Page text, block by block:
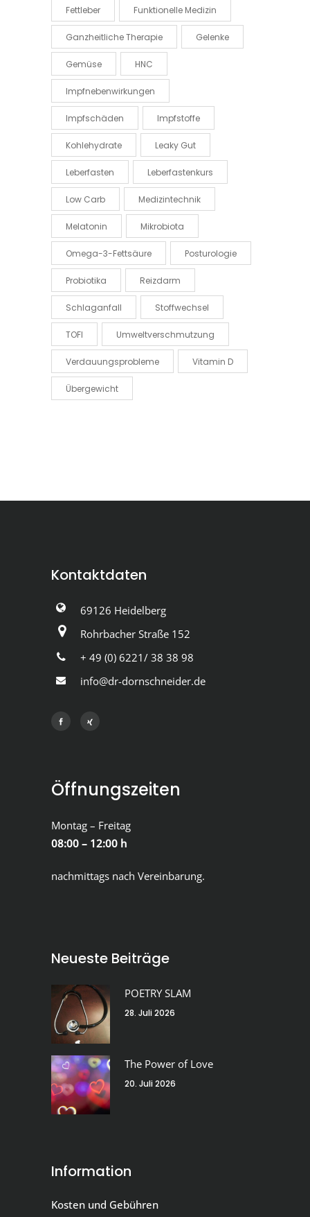
Fettleber Funktionelle Medizin
Ganzheitliche Therapie Gelenke
Gemüse HNC
Impfnebenwirkungen
Impfschäden Impfstoffe
Kohlehydrate Leaky Gut
Leberfasten Leberfastenkurs
Low Carb Medizintechnik
Melatonin Mikrobiota
Omega-3-Fettsäure Posturologie
Probiotika Reizdarm
Schlaganfall Stoffwechsel
TOFI Umweltverschmutzung
Verdauungsprobleme Vitamin D
Übergewicht
Kontaktdaten
69126 Heidelberg
Rohrbacher Straße 152
+ 49 (0) 6221/ 38 38 98
info@dr-dornschneider.de
Öffnungszeiten
Montag – Freitag
08:00 – 12:00 h
nachmittags nach Vereinbarung.
Neueste Beiträge
POETRY SLAM
28. Juli 2026
The Power of Love
20. Juli 2026
Information
Kosten und Gebühren